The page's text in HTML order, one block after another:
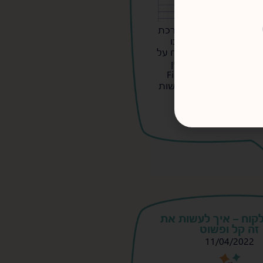
מראה הדגמה של מערכת
- מוסד לימודי שבו
ממלאות מדי שבוע דו"ח על
שילוב מנצח בין
Airtable interface וטפסים ב-Fillout
שמאפשרת להן לעשות
– איך לעשות את
זה קל ופשוט
11/04/2022
s
s